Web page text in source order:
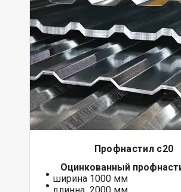
Профнастил с20
Оцинкованный
ширина 1000 мм
длинна 2000 мм